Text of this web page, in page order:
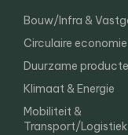
Bouw/Infra &
Circulaire economie
Duurzame
Klimaat & Energie
Mobiliteit &
Transport/Logistiek